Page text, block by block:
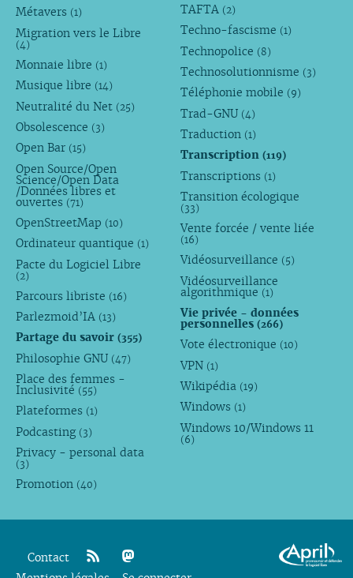
Métavers (1)
Migration vers le Libre
(4)
Monnaie libre (1)
Musique libre (14)
Neutralité du Net (25)
Obsolescence (3)
Open Bar (15)
Open Source/Open
Science/Open Data
/Données libres et
ouvertes (71)
OpenStreetMap (10)
Ordinateur quantique (1)
Pacte du Logiciel Libre
(2)
Parcours libriste (16)
Parlezmoid’IA (13)
Partage du savoir (355)
Philosophie GNU (47)
Place des femmes -
Inclusivité (55)
Plateformes (1)
Podcasting (3)
Privacy - personal data
(3)
Promotion (40)
TAFTA (2)
Techno-fascisme (1)
Technopolice (8)
Technosolutionnisme (3)
Téléphonie mobile (9)
Trad-GNU (4)
Traduction (1)
Transcription(119)
Transcriptions (1)
Transition écologique
(33)
Vente forcée / vente liée
(16)
Vidéosurveillance (5)
Vidéosurveillance
algorithmique (1)
Vie privée - données
personnelles(266)
Vote électronique (10)
VPN (1)
Wikipédia (19)
Windows (1)
Windows 10/Windows 11
(6)
Contact